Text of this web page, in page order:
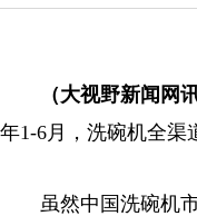
（大视野新闻网
年1-6月，洗碗机全渠
虽然中国洗碗机市